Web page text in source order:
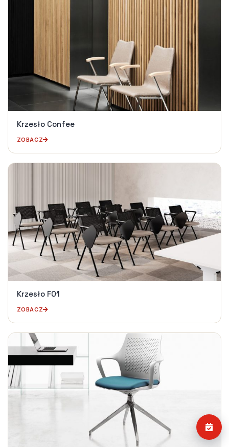
Krzesło Confee
ZOBACZ
Krzesło F01
ZOBACZ